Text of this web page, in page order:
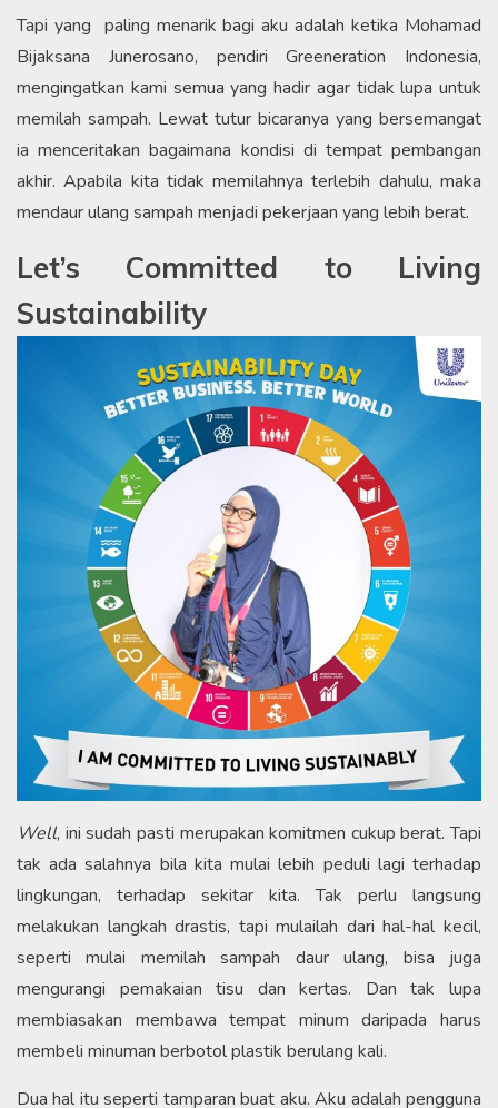
Tapi yang paling menarik bagi aku adalah ketika Mohamad
Bijaksana Junerosano, pendiri Greeneration Indonesia,
mengingatkan kami semua yang hadir agar tidak lupa untuk
memilah sampah. Lewat tutur bicaranya yang bersemangat
ia menceritakan bagaimana kondisi di tempat pembangan
akhir. Apabila kita tidak memilahnya terlebih dahulu, maka
mendaur ulang sampah menjadi pekerjaan yang lebih berat.
Let’s Committed to Living
Sustainability
Well, ini sudah pasti merupakan komitmen cukup berat. Tapi
tak ada salahnya bila kita mulai lebih peduli lagi terhadap
lingkungan, terhadap sekitar kita. Tak perlu langsung
melakukan langkah drastis, tapi mulailah dari hal-hal kecil,
seperti mulai memilah sampah daur ulang, bisa juga
mengurangi pemakaian tisu dan kertas. Dan tak lupa
membiasakan membawa tempat minum daripada harus
membeli minuman berbotol plastik berulang kali.
Dua hal itu seperti tamparan buat aku. Aku adalah pengguna